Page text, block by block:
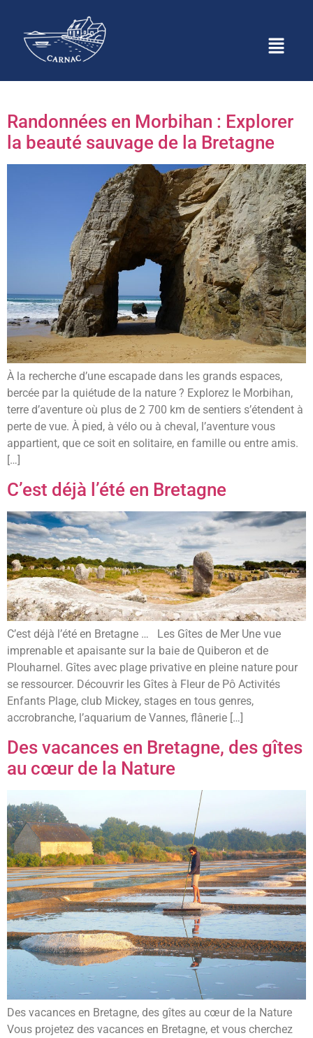
Catégorie :
Le Blog du
Pô
Randonnées en Morbihan : Explorer
la beauté sauvage de la Bretagne
À la recherche d’une escapade dans les grands espaces,
bercée par la quiétude de la nature ? Explorez le Morbihan,
terre d’aventure où plus de 2 700 km de sentiers s’étendent à
perte de vue. À pied, à vélo ou à cheval, l’aventure vous
appartient, que ce soit en solitaire, en famille ou entre amis.
[…]
C’est déjà l’été en Bretagne
C’est déjà l’été en Bretagne … Les Gîtes de Mer Une vue
imprenable et apaisante sur la baie de Quiberon et de
Plouharnel. Gîtes avec plage privative en pleine nature pour
se ressourcer. Découvrir les Gîtes à Fleur de Pô Activités
Enfants Plage, club Mickey, stages en tous genres,
accrobranche, l’aquarium de Vannes, flânerie […]
Des vacances en Bretagne, des gîtes
au cœur de la Nature
Des vacances en Bretagne, des gîtes au cœur de la Nature
Vous projetez des vacances en Bretagne, et vous cherchez